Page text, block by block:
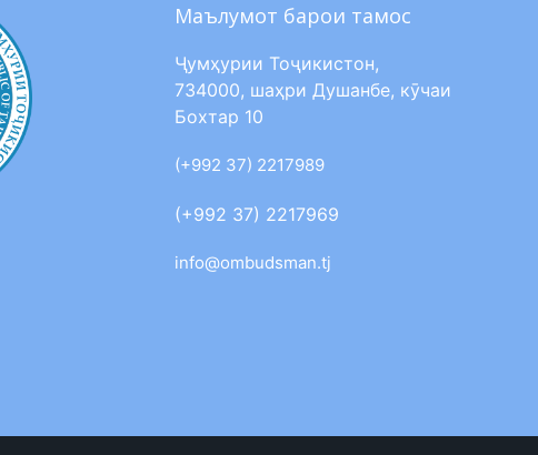
Маълумот барои тамос
Ҷумҳурии Тоҷикистон,
734000, шаҳри Душанбе, кӯчаи
Бохтар 10
(+992 37) 2217989
(+992 37) 2217969
info@ombudsman.tj